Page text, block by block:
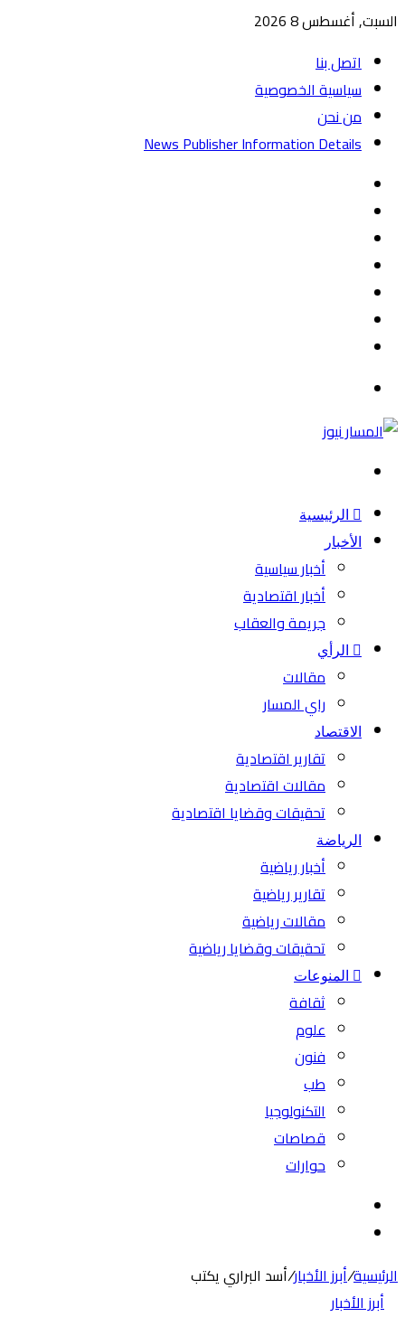
السبت, أغسطس 8 2026
اتصل بنا
سياسية الخصوصية
من نحن
News Publisher Information Details
الرئيسية
الأخبار
أخبار سياسية
أخبار اقتصادية
جريمة والعقاب
الرأي
مقالات
راي المسار
الاقتصاد
تقارير اقتصادية
مقالات اقتصادية
تحقيقات وقضايا اقتصادية
الرياضة
أخبار رياضية
تقارير رياضية
مقالات رياضية
تحقيقات وقضايا رياضية
المنوعات
ثقافة
علوم
فنون
طب
التكنولوجيا
قصاصات
حوارات
المظلم
الرئيسية/أبرز الأخبار/أسد البراري يكتب
أبرز الأخبار